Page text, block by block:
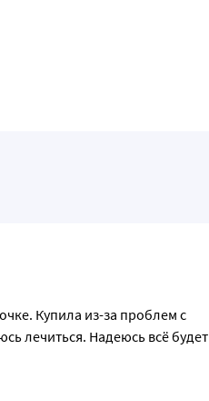
Купила из-за проблем с
лечиться. Надеюсь всё будет